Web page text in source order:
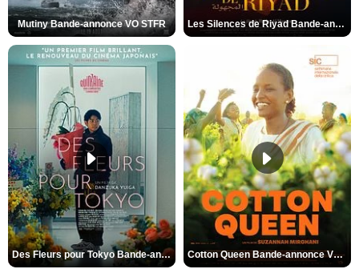
Mutiny Bande-annonce VO STFR Les Silences de Riyad Bande-annonce VO STFR
Des Fleurs pour Tokyo Bande-annonce VO STFR Cotton Queen Bande-annonce VO STFR